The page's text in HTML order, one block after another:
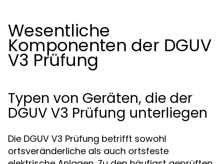
Wesentliche
Komponenten der DGUV
V3 Prüfung
Typen von Geräten, die der
DGUV V3 Prüfung unterliegen
Die DGUV V3 Prüfung betrifft sowohl
ortsveränderliche als auch ortsfeste